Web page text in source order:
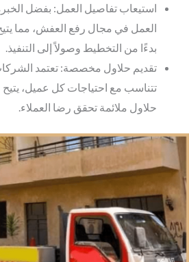
النقاط المهمة حول أهمية الخبرة الممتدة
استيعاب تفاصيل العمل: بفضل
العمل في مجال رفع العفش، مما يتيح
بدءًا من التخطيط وصولاً إلى التنفيذ.
تقديم حلاول مخصصة: تعتمد
تتناسب مع احتياجات كل عميل،
حلاول ملائمة تحقق رضا العملاء.